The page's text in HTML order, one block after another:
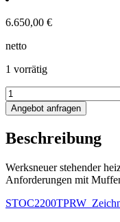
6.650,00 €
netto
1 vorrätig
2266L
heiz-/kühlbarer
Edelstahlbehälter
Thermoplate
Angebot anfragen
Beschreibung
Werksneuer stehender
Anforderungen mit